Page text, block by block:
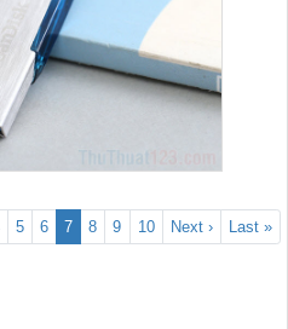
5 6 7 8 9 10 Next › Last »